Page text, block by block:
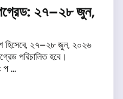
আপগ্রেড: ২৭–২৮ জুন,
হিসেবে, ২৭–২৮ জুন, ২০২৬
পরিচালিত হবে।
প ...